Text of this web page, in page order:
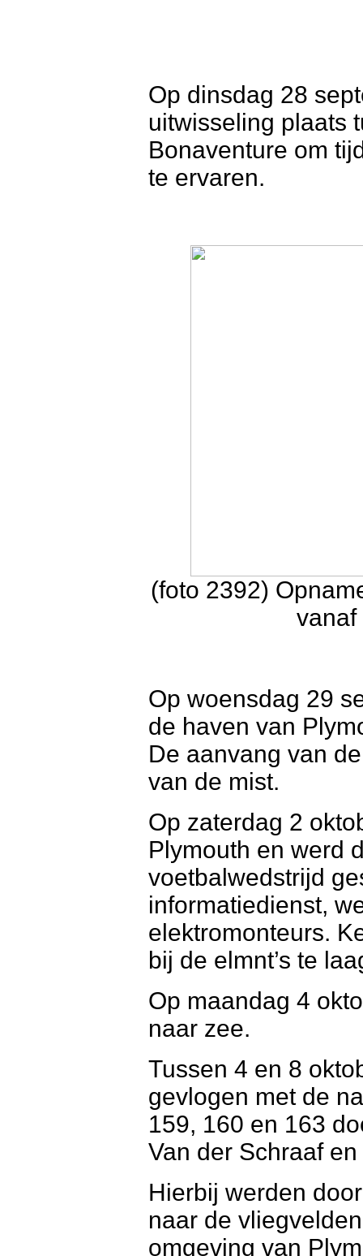
Op dinsdag 28
uitwisseling plaats
Bonaventure om
te ervaren.
(foto 2392)
vanaf
Op woensdag 29
de haven van
De aanvang van
van de mist.
Op zaterdag 2
Plymouth en werd
voetbalwedstrijd
informatiedienst,
elektromonteurs.
bij de elmnt’s te
Op maandag 4
naar zee.
Tussen 4 en 8
gevlogen met de
159, 160 en 163
Van der Schraaf
Hierbij werden
naar de
omgeving van